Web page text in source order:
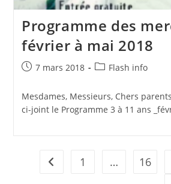
Programme des
février à mai 2018
Publication
7 mars 2018
PostFlash info
Mesdames, Messieurs, Chers
ci-joint le Programme 3 à 11 ans
Go to the previous page
1 … 16